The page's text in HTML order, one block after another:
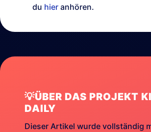
du hier anhören.
💡ÜBER DAS PROJEKT
DAILY
Dieser Artikel wurde vollständig